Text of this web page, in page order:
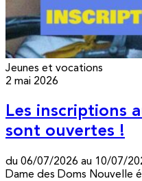
Jeunes et vocations
2 mai 2026
Les inscriptions
sont ouvertes !
du 06/07/2026 au 10/07/
Dame des Doms Nouvelle